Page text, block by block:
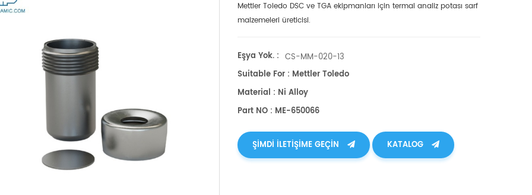
Mettler Toledo DSC ve TGA ekipmanları için termal analiz potası sarf
malzemeleri üreticisi.
Eşya Yok. : CS-MM-020-13
Suitable For : Mettler Toledo
Material : Ni Alloy
Part NO : ME-650066
ŞIMDI ILETIŞIME GEÇIN KATALOG